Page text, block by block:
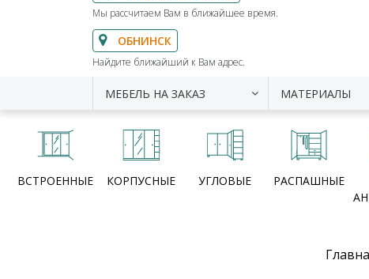
Мы рассчитаем Вам в ближайшее время.
ОБНИНСК
Найдите ближайший к Вам адрес.
МЕБЕЛЬ НА ЗАКАЗ МАТЕРИАЛЫ
ВСТРОЕННЫЕ КОРПУСНЫЕ УГЛОВЫЕ РАСПАШНЫЕ